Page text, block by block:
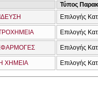
Τύπος
Επιλογής
Επιλογής
Επιλογής
ΧΗΜΕΙΑ Επιλογής